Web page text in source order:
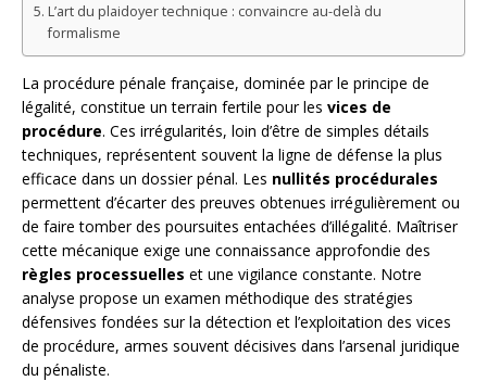
L’art du plaidoyer technique : convaincre au-delà du
formalisme
La procédure pénale française, dominée par le principe de
légalité, constitue un terrain fertile pour les vices de
procédure. Ces irrégularités, loin d’être de simples détails
techniques, représentent souvent la ligne de défense la plus
efficace dans un dossier pénal. Les nullités procédurales
permettent d’écarter des preuves obtenues irrégulièrement ou
de faire tomber des poursuites entachées d’illégalité. Maîtriser
cette mécanique exige une connaissance approfondie des
règles processuelles et une vigilance constante. Notre
analyse propose un examen méthodique des stratégies
défensives fondées sur la détection et l’exploitation des vices
de procédure, armes souvent décisives dans l’arsenal juridique
du pénaliste.